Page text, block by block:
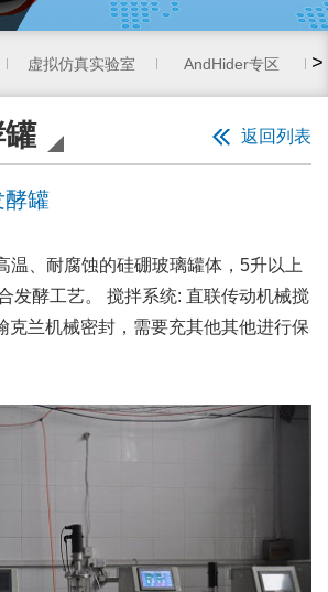
虚拟仿真实验室 AndHider专区 >
返回列表
酵罐
温、耐腐蚀的硅硼玻璃罐体，5升以上
发酵工艺。 搅拌系统: 直联传动机械搅
克兰机械密封，需要充其他其他进行保